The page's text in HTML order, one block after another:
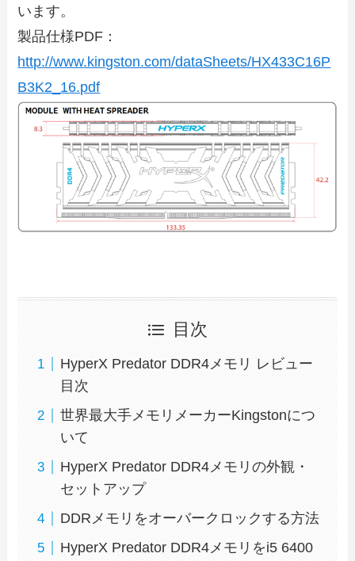
います。
製品仕様PDF：
http://www.kingston.com/dataSheets/HX433C16P
B3K2_16.pdf
目次
HyperX Predator DDR4メモリ レビュー
目次
世界最大手メモリメーカーKingstonにつ
いて
HyperX Predator DDR4メモリの外観・
セットアップ
DDRメモリをオーバークロックする方法
HyperX Predator DDR4メモリをi5 6400